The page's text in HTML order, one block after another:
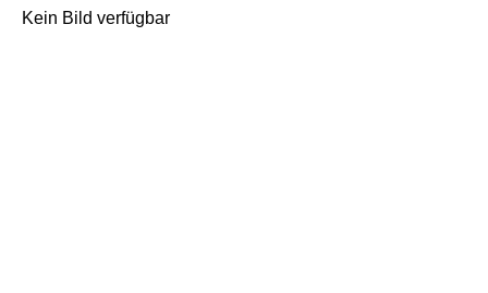
Kein Bild verfügbar